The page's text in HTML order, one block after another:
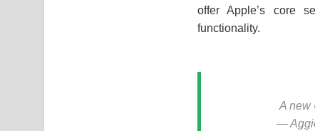
offer Apple’s core
functionality.
A new
—